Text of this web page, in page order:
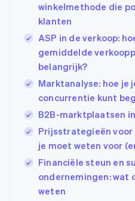
winkelmethode die
klanten
ASP in de verkoop:
gemiddelde
belangrijk?
Marktanalyse: hoe je
concurrentie kunt
B2B-marktplaatsen
Prijsstrategieën voor
je moet weten voor
Financiële steun en
ondernemingen: wat
weten